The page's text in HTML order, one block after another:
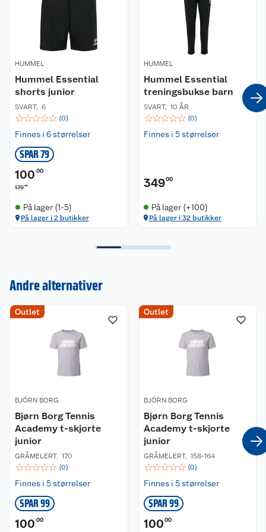
• Fukttransporterende
• Pustende
• Interlock-stoff
• Rund hals
100% resirkulert polyester
Passform:
Regular fit. Rett modell. Normal i størrelsen.
Vaskeanvisning:
Vaskes på 40 grader på normalt vaskeprogram
med lignende farger.
Denne t-skjorten er laget av 100% resirkulert
polyester.
HUMMEL
Hummel Essential
shorts junior
SVART, 6
☆☆☆☆☆ (0)
Finnes i 6 størrelser
SPAR 79
100 00
17900
På lager (1-5)
På lager i 2 butikker
HUMMEL
Hummel Essential
treningsbukse barn
SVART, 10 ÅR
☆☆☆☆☆ (0)
Finnes i 5 størrelser
34900
På lager (+100)
På lager i 32 butikker
Andre alternativer
Outlet
BJÖRN BORG
Bjørn Borg Tennis
Academy t-skjorte
junior
GRÅMELERT, 170
☆☆☆☆☆ (0)
Finnes i 5 størrelser
SPAR 99
100 00
Outlet
BJÖRN BORG
Bjørn Borg Tennis
Academy t-skjorte
junior
GRÅMELERT, 158-164
☆☆☆☆☆ (0)
Finnes i 5 størrelser
SPAR 99
100 00
Våre butikker
Våre merkevarer
Coop kjeder
Ledige stillinger
Bærekraft
Kundeservice
Kontakt oss
Angre- og returrett
Reklamasjon og garanti
Ofte stilte spørsmål
Betalingsalternativer
Leveringsalternativer
Pakkesporing
Åpent kjøp
Coop medlem